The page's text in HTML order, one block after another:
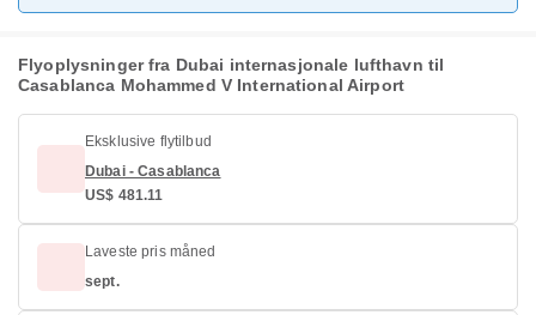
Flyoplysninger fra Dubai internasjonale lufthavn til
Casablanca Mohammed V International Airport
Eksklusive flytilbud
Dubai - Casablanca
US$ 481.11
Laveste pris måned
sept.